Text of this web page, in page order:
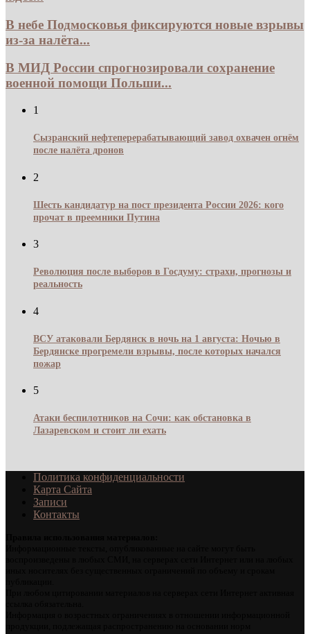
В небе Подмосковья фиксируются новые взрывы
из-за налёта...
В МИД России спрогнозировали сохранение
военной помощи Польши...
1
Сызранский нефтеперерабатывающий завод охвачен огнём
после налёта дронов
2
Шесть кандидатур на пост президента России 2026: кого
прочат в преемники Путина
3
Революция после выборов в Госдуму: страхи, прогнозы и
реальность
4
ВСУ атаковали Бердянск в ночь на 1 августа: Ночью в
Бердянске прогремели взрывы, после которых начался
пожар
5
Атаки беспилотников на Сочи: как обстановка в
Лазаревском и стоит ли ехать
Политика конфиденциальности
Карта Сайта
Записи
Контакты